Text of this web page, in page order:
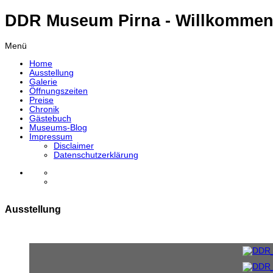
DDR Museum Pirna -
Menü
Home
Ausstellung
Galerie
Öffnungszeiten
Preise
Chronik
Gästebuch
Museums-Blog
Impressum
Disclaimer
Datenschutzerklärung
Ausstellung